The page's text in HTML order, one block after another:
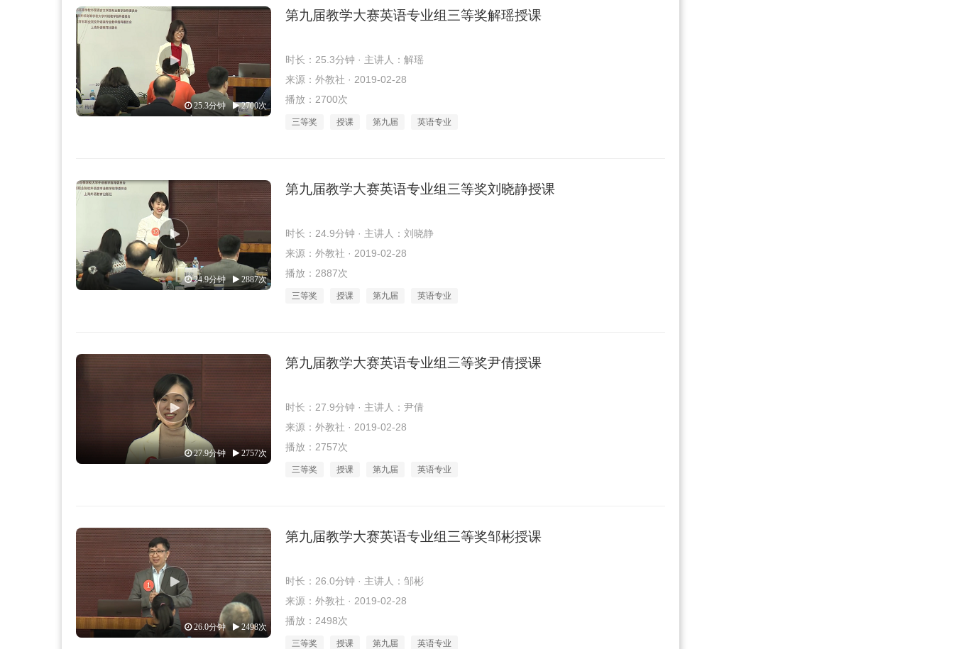
25.3分钟 2700次
第九届教学大赛英语专业组三等奖解瑶授课
时长：25.3分钟 · 主讲人：解瑶
来源：外教社 · 2019-02-28
播放：2700次
三等奖 授课 第九届 英语专业
24.9分钟 2887次
第九届教学大赛英语专业组三等奖刘晓静授课
时长：24.9分钟 · 主讲人：刘晓静
来源：外教社 · 2019-02-28
播放：2887次
三等奖 授课 第九届 英语专业
27.9分钟 2757次
第九届教学大赛英语专业组三等奖尹倩授课
时长：27.9分钟 · 主讲人：尹倩
来源：外教社 · 2019-02-28
播放：2757次
三等奖 授课 第九届 英语专业
26.0分钟 2498次
第九届教学大赛英语专业组三等奖邹彬授课
时长：26.0分钟 · 主讲人：邹彬
来源：外教社 · 2019-02-28
播放：2498次
三等奖 授课 第九届 英语专业